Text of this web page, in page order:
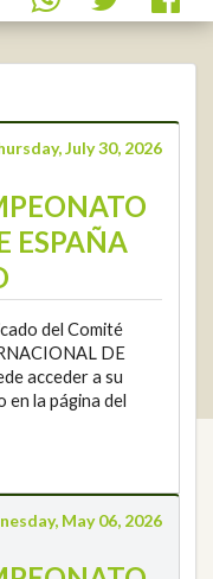
July 30, 2026
ESPAÑA
del Comité
DE
acceder a su
la página del
May 06, 2026
Privacy Policy
Tournaments widget